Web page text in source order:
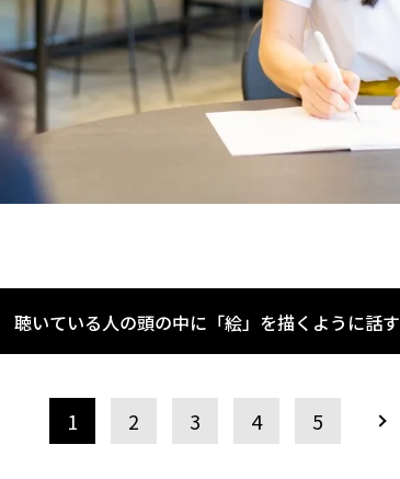
聴いている人の頭の中に「絵」を描くように話す
1 2 3 4 5